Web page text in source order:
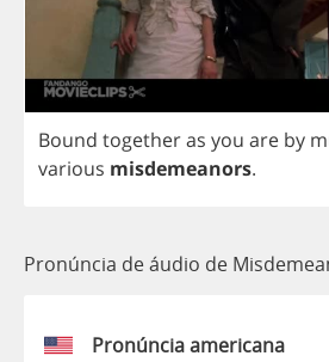
Bound togetheras you are by
various misdemeanors.
Pronúncia de áudio de
Pronúncia americana